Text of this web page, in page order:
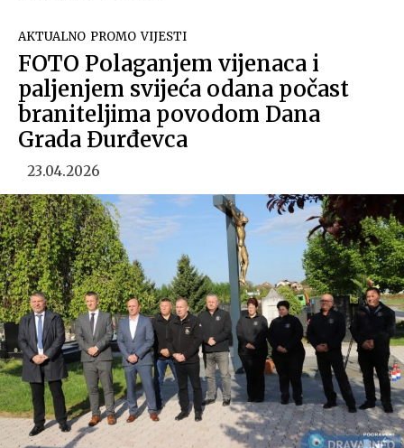
AKTUALNO PROMO VIJESTI
FOTO Polaganjem vijenaca i
paljenjem svijeća odana počast
braniteljima povodom Dana
Grada Đurđevca
23.04.2026